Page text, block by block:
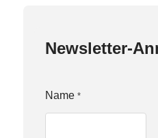
Newsletter-
E
Name *